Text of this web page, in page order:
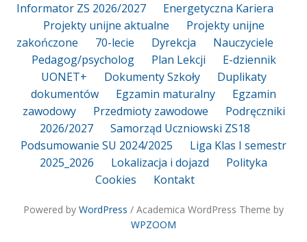
Informator ZS 2026/2027
Energetyczna Kariera
Projekty unijne aktualne
Projekty unijne
zakończone
70-lecie Dyrekcja
Nauczyciele
Pedagog/psycholog
Plan Lekcji
E-dziennik
UONET+
Dokumenty Szkoły
Duplikaty
dokumentów
Egzamin maturalny
Egzamin
zawodowy
Przedmioty zawodowe
Podręczniki
2026/2027
Samorząd Uczniowski ZS18
Podsumowanie SU 2024/2025
Liga Klas I semestr
2025_2026
Lokalizacja i dojazd
Polityka
Cookies
Kontakt
Powered by WordPress / Academica WordPress Theme by
WPZOOM